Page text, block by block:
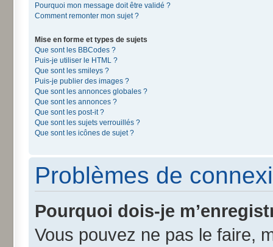
Pourquoi mon message doit être validé ?
Comment remonter mon sujet ?
Mise en forme et types de sujets
Que sont les BBCodes ?
Puis-je utiliser le HTML ?
Que sont les smileys ?
Puis-je publier des images ?
Que sont les annonces globales ?
Que sont les annonces ?
Que sont les post-it ?
Que sont les sujets verrouillés ?
Que sont les icônes de sujet ?
Problèmes de
Pourquoi dois-je
Vous pouvez ne pas le faire,